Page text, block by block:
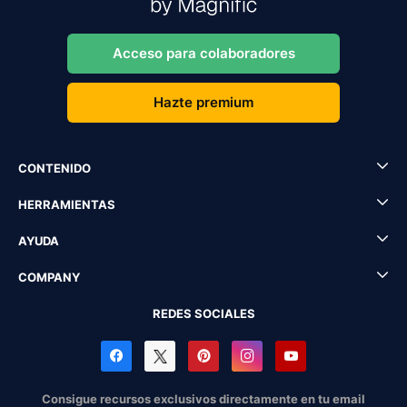
Acceso para colaboradores
Hazte premium
CONTENIDO
HERRAMIENTAS
AYUDA
COMPANY
REDES SOCIALES
Consigue recursos exclusivos directamente en tu email